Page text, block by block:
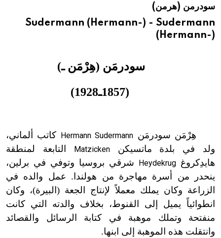
هيئة الموسوعة العربية تطلق موسوعات جديدة في عام 2026سودرمن (هرمن)
Sudermann (Hermann-) - Sudermann
(Hermann-)
سودرمَن (هِرْمَن ـ)
(1857ـ1928)
هِرْمَن سودرمَن Hermann Sudermann
كاتب ألماني،
ولد في بلدة ماتسيكنMatzicken
التابعة لمنطقة
هايدِكروغ Heydekrug
شرقي بروسيا وتوفي في برلين،
ينحدر من أسرة مهاجرة من هولندا. عمل والده في
الزراعة وكان يملك معملاً لإنتاج الجعة (البيرة)، وكان
انطوائياً يميل إلى القنوط، بخلاف والدته التي كانت
منفتحة وتملك موهبة في كتابة الرسائل والقصائد
وانتقلت هذه الموهبة إلى ابنها.